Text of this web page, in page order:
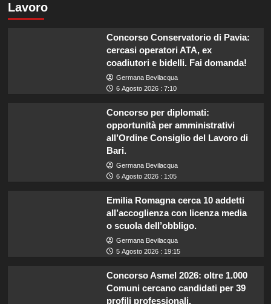
Lavoro
Concorso Conservatorio di Pavia:
cercasi operatori ATA, ex
coadiutori e bidelli. Fai domanda!
Germana Bevilacqua
6 Agosto 2026 : 7:10
Concorso per diplomati:
opportunità per amministrativi
all’Ordine Consiglio del Lavoro di
Bari.
Germana Bevilacqua
6 Agosto 2026 : 1:05
Emilia Romagna cerca 10 addetti
all’accoglienza con licenza media
o scuola dell’obbligo.
Germana Bevilacqua
5 Agosto 2026 : 19:15
Concorso Asmel 2026: oltre 1.000
Comuni cercano candidati per 39
profili professionali.